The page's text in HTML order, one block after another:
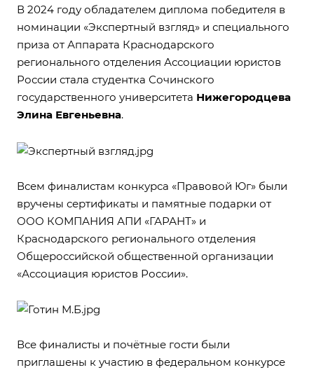
В 2024 году обладателем диплома победителя в
номинации «Экспертный взгляд» и специального
приза от Аппарата Краснодарского
регионального отделения Ассоциации юристов
России стала студентка Сочинского
государственного университета Нижегородцева
Элина Евгеньевна.
Всем финалистам конкурса «Правовой Юг» были
вручены сертификаты и памятные подарки от
ООО КОМПАНИЯ АПИ «ГАРАНТ» и
Краснодарского регионального отделения
Общероссийской общественной организации
«Ассоциация юристов России».
Все финалисты и почётные гости были
приглашены к участию в федеральном конкурсе